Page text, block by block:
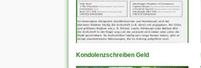
Kondolenzschreiben Geld